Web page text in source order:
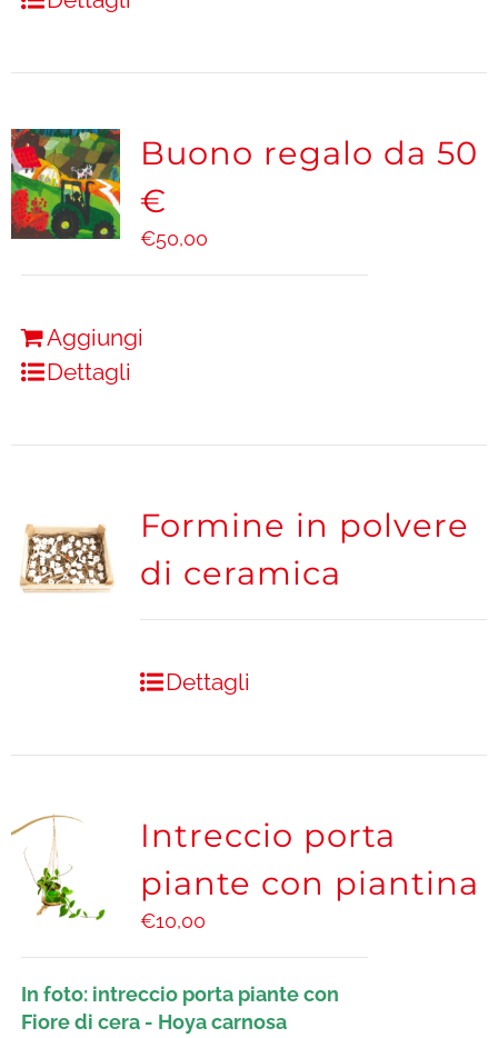
Buono regalo da 50
€
€50,00
Aggiungi
Dettagli
Formine in polvere
di ceramica
Dettagli
Intreccio porta
piante con piantina
€10,00
In foto: intreccio porta piante con
Fiore di cera - Hoya carnosa